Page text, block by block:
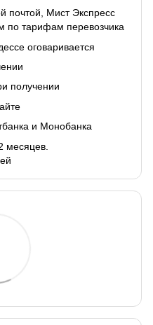
почтой, Мист Экспресс
по тарифам перевозчика
оговаривается
получении
и Монобанка
месяцев.